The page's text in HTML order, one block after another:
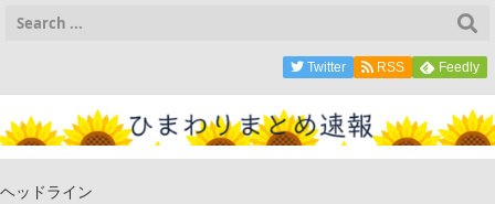
Twitter RSS Feedly
ヘッドライン